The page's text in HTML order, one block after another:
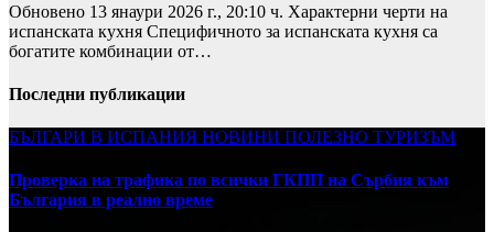
Обновено 13 янаури 2026 г., 20:10 ч. Характерни черти на
испанската кухня Специфичното за испанската кухня са
богатите комбинации от…
Последни публикации
БЪЛГАРИ В ИСПАНИЯ НОВИНИ ПОЛЕЗНО ТУРИЗЪМ
Проверка на трафика по всички ГКПП на Сърбия към
България в реално време